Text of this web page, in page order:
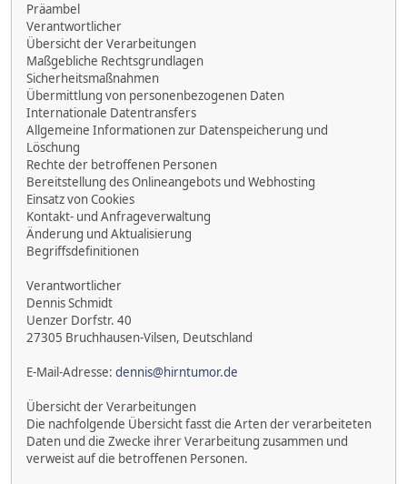
Präambel
Verantwortlicher
Übersicht der Verarbeitungen
Maßgebliche Rechtsgrundlagen
Sicherheitsmaßnahmen
Übermittlung von personenbezogenen Daten
Internationale Datentransfers
Allgemeine Informationen zur Datenspeicherung und
Löschung
Rechte der betroffenen Personen
Bereitstellung des Onlineangebots und Webhosting
Einsatz von Cookies
Kontakt- und Anfrageverwaltung
Änderung und Aktualisierung
Begriffsdefinitionen
Verantwortlicher
Dennis Schmidt
Uenzer Dorfstr. 40
27305 Bruchhausen-Vilsen, Deutschland
E-Mail-Adresse: dennis@hirntumor.de
Übersicht der Verarbeitungen
Die nachfolgende Übersicht fasst die Arten der verarbeiteten
Daten und die Zwecke ihrer Verarbeitung zusammen und
verweist auf die betroffenen Personen.